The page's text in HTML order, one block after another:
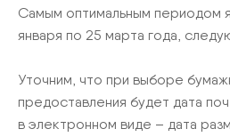
Самым оптимальным периодом
января по 25 марта года,
Уточним, что при выборе
предоставления будет дата
в электронном виде – дата